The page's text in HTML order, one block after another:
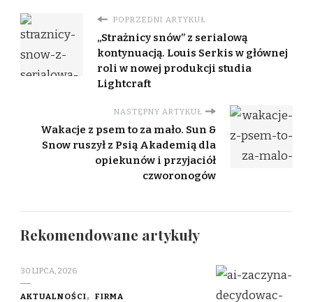
POPRZEDNI ARTYKUŁ
„Strażnicy snów” z serialową
kontynuacją. Louis Serkis w głównej
roli w nowej produkcji studia
Lightcraft
NASTĘPNY ARTYKUŁ
Wakacje z psem to za mało. Sun &
Snow ruszył z Psią Akademią dla
opiekunów i przyjaciół
czworonogów
Rekomendowane artykuły
30 LIPCA, 2026
AKTUALNOŚCI FIRMA